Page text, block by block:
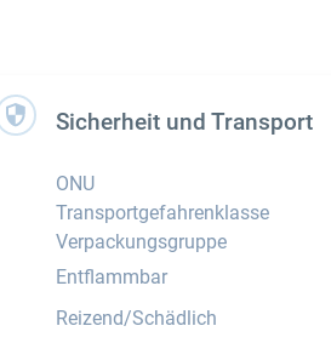
Sicherheit und Transport
ONU
Transportgefahrenklasse
Verpackungsgruppe
Entflammbar
Reizend/Schädlich